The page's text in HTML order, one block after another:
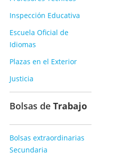
Inspección Educativa
Escuela Oficial de
Idiomas
Plazas en el Exterior
Justicia
Bolsas de Trabajo
Bolsas extraordinarias
Secundaria